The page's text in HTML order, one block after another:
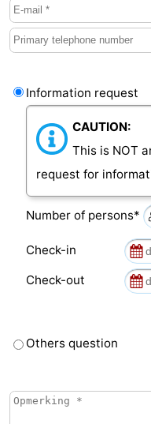
Information request
CAUTION:
This is NOT
request for
Number of persons*
Check-in
Check-out
Others question